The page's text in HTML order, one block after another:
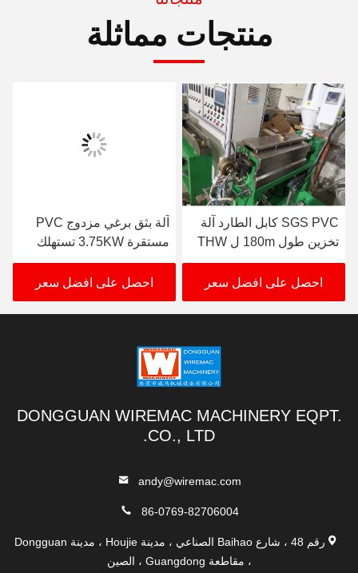
منتجات مماثلة
SGS PVC كابل الطارد آلة
تخزين طول 180m ل THW
VCT
احصل على افضل سعر
آلة بثق برغي مزدوج PVC
مستقرة 3.75KW تستهلك
الطاقة
احصل على افضل سعر
DONGGUAN WIREMAC MACHINERY EQPT.
CO., LTD.
andy@wiremac.com
86-0769-82706004
رقم 48 ، شارع Baihao الصناعي ، مدينة Houjie ، مدينة Dongguan
، مقاطعة Guangdong ، الصين